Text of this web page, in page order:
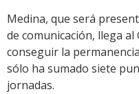
Medina, que será
de comunicación, llega
conseguir la
sólo ha sumado siete
jornadas.